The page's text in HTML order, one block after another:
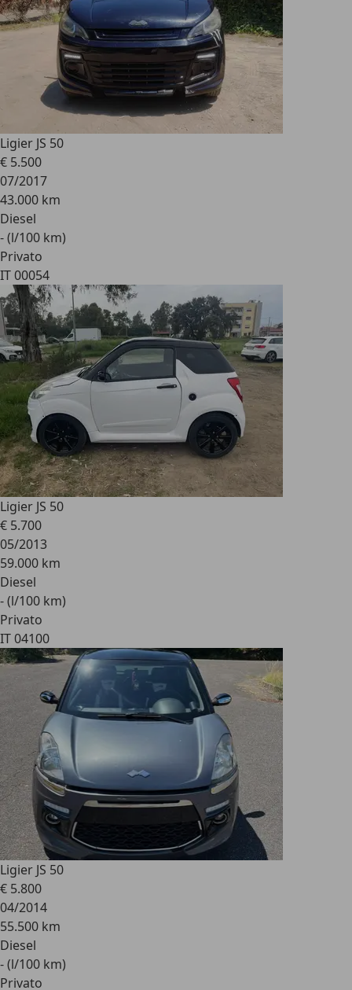
Ligier JS 50
€ 5.500
07/2017
43.000 km
Diesel
- (l/100 km)
Privato
IT 00054
Ligier JS 50
€ 5.700
05/2013
59.000 km
Diesel
- (l/100 km)
Privato
IT 04100
Ligier JS 50
€ 5.800
04/2014
55.500 km
Diesel
- (l/100 km)
Privato